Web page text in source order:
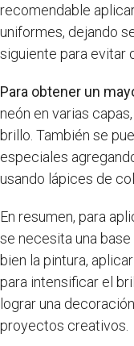
recomendable
uniformes, dejando
siguiente para evitar
Para obtener un
neón en varias
brillo. También se
especiales
usando lápices de
En resumen, para
se necesita una
bien la pintura,
para intensificar el
lograr una
proyectos creativos.